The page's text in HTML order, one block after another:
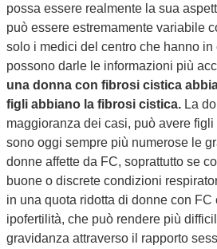
possa essere realmente la sua
può essere estremamente variabile
solo i medici del centro che hanno
possono darle le informazioni più
una donna con fibrosi cistica
figli abbiano la fibrosi cistica. La
maggioranza dei casi, può avere
sono oggi sempre più numerose le
donne affette da FC, soprattutto se
buone o discrete condizioni
in una quota ridotta di donne con FC
ipofertilità, che può rendere più
gravidanza attraverso il rapporto